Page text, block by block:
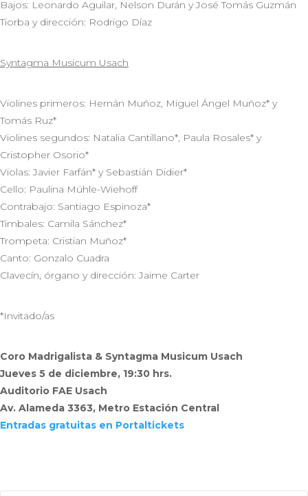
Bajos: Leonardo Aguilar, Nelson Durán y José Tomás Guzmán
Tiorba y dirección: Rodrigo Díaz
Syntagma Musicum Usach
Violines primeros: Hernán Muñoz, Miguel Ángel Muñoz* y
Tomás Ruz*
Violines segundos: Natalia Cantillano*, Paula Rosales* y
Cristopher Osorio*
Violas: Javier Farfán* y Sebastián Didier*
Cello: Paulina Mühle-Wiehoff
Contrabajo: Santiago Espinoza*
Timbales: Camila Sánchez*
Trompeta: Cristian Muñoz*
Canto: Gonzalo Cuadra
Clavecín, órgano y dirección: Jaime Carter
*Invitado/as
Coro Madrigalista & Syntagma Musicum Usach
Jueves 5 de diciembre, 19:30 hrs.
Auditorio FAE Usach
Av. Alameda 3363, Metro Estación Central
Entradas gratuitas en Portaltickets